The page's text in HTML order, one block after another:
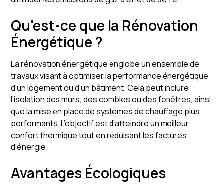
Qu'est-ce que la Rénovation
Énergétique ?
La rénovation énergétique englobe un ensemble de
travaux visant à optimiser la performance énergétique
d'un logement ou d'un bâtiment. Cela peut inclure
l'isolation des murs, des combles ou des fenêtres, ainsi
que la mise en place de systèmes de chauffage plus
performants. L’objectif est d’atteindre un meilleur
confort thermique tout en réduisant les factures
d'énergie.
Avantages Écologiques